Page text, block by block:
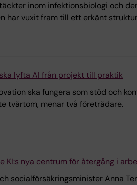
inom infektionsbiologi och
har vuxit fram till ett erkänt
lyfta AI från projekt till praktik
ska fungera som stöd och
tvärtom, menar två företrädare.
KI:s nya centrum för återgång i
socialförsäkringsminister Anna